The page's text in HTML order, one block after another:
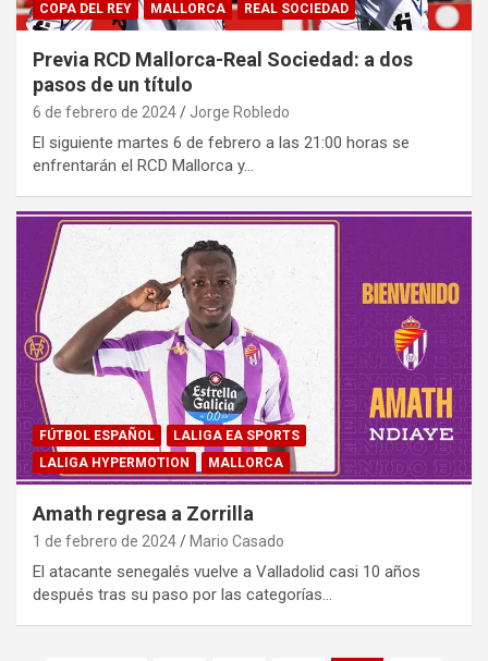
COPA DEL REY MALLORCA REAL SOCIEDAD
Previa RCD Mallorca-Real Sociedad: a dos
pasos de un título
6 de febrero de 2024 Jorge Robledo
El siguiente martes 6 de febrero a las 21:00 horas se
enfrentarán el RCD Mallorca y…
FÚTBOL ESPAÑOL
LALIGA EA SPORTS
LALIGA HYPERMOTION
MALLORCA
Amath regresa a Zorrilla
1 de febrero de 2024 Mario Casado
El atacante senegalés vuelve a Valladolid casi 10 años
después tras su paso por las categorías…